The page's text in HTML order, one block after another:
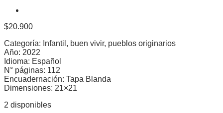
$20.900
Categoría: Infantil, buen vivir, pueblos originarios
Año: 2022
Idioma: Español
N° páginas: 112
Encuadernación: Tapa Blanda
Dimensiones: 21×21
2 disponibles